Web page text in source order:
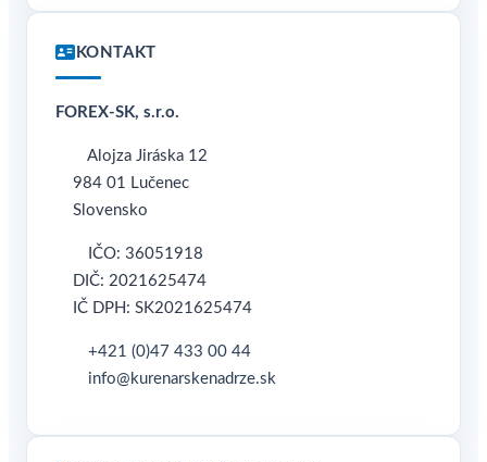
KONTAKT
FOREX-SK, s.r.o.
Alojza Jiráska 12
984 01 Lučenec
Slovensko
IČO: 36051918
DIČ: 2021625474
IČ DPH: SK2021625474
+421 (0)47 433 00 44
info@kurenarskenadrze.sk